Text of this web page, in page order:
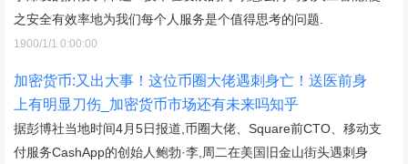
之安全有效率地为我们每个人服务是个值得思考的问题.
1900/1/1 0:00:00
加密货币:又出大事！这位币圈大佬遇刺身亡！送医前身
上有明显刀伤_加密货币市场还有未来吗知乎
据彭博社当地时间4月5日报道,币圈大佬、Square前CTO、移动支
付服务CashApp的创始人鲍勃·李,周二在美国旧金山街头遇刺身